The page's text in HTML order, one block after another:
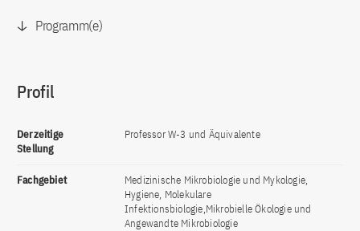
Programm(e)
Profil
Derzeitige
Stellung
Professor W-3 und Äquivalente
Fachgebiet
Medizinische Mikrobiologie und Mykologie,
Hygiene, Molekulare
Infektionsbiologie,Mikrobielle Ökologie und
Angewandte Mikrobiologie